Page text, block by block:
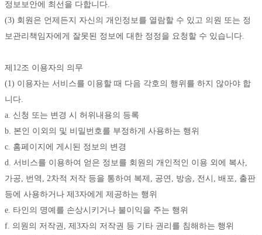
정보보안에 최선을 다합니다.
(3) 회원은 언제든지 자신의 개인정보를 열람할 수 있고 의원 또는 정
보관리책임자에게 잘못된 정보에 대한 정정을 요청할 수 있습니다.
제12조 이용자의 의무
(1) 이용자는 서비스를 이용할 때 다음 각호의 행위를 하지 않아야 합
니다.
a. 신청 또는 변경 시 허위내용의 등록
b. 본인 이외의 및 비밀번호를 부정하게 사용하는 행위
c. 홈페이지에 게시된 정보의 변경
d. 서비스를 이용하여 얻은 정보를 회원의 개인적인 이용 외에 복사,
가공, 번역, 2차적 저작 등을 통하여 복제, 공연, 방송, 전시, 배포, 출판
등에 사용하거나 제3자에게 제공하는 행위
e. 타인의 명예를 손상시키거나 불이익을 주는 행위
f. 의원의 저작권, 제3자의 저작권 등 기타 권리를 침해하는 행위